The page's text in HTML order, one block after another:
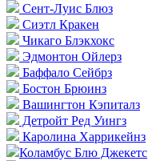
Сент-Луис Блюз
Сиэтл Кракен
Чикаго Блэкхокс
Эдмонтон Ойлерз
Баффало Сейбрз
Бостон Брюинз
Вашингтон Кэпиталз
Детройт Ред Уингз
Каролина Харрикейнз
Коламбус Блю Джекетс